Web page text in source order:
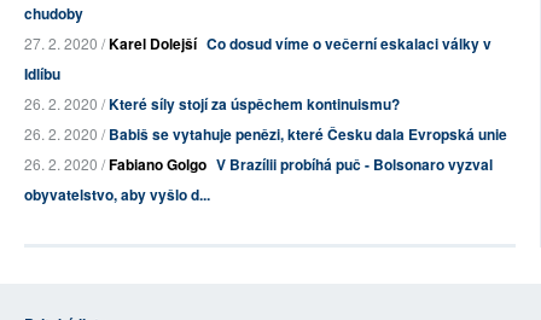
chudoby
27. 2. 2020 /Karel Dolejší Co dosud víme o večerní eskalaci války v
Idlíbu
26. 2. 2020 /Které síly stojí za úspěchem kontinuismu?
26. 2. 2020 /Babiš se vytahuje penězi, které Česku dala Evropská unie
26. 2. 2020 /Fabiano Golgo V Brazílii probíhá puč - Bolsonaro vyzval
obyvatelstvo, aby vyšlo d...